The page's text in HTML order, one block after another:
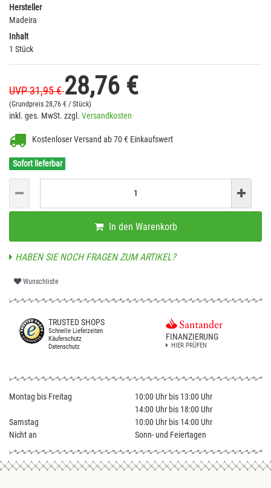
Hersteller
Madeira
Inhalt
1 Stück
UVP 31,95 €28,76 €
(Grundpreis 28,76 € / Stück)
inkl. ges. MwSt. zzgl. Versandkosten
Kostenloser Versand ab 70 € Einkaufswert
Sofort lieferbar
In den Warenkorb
HABEN SIE NOCH FRAGEN ZUM ARTIKEL?
Wunschliste
TRUSTED SHOPS
Schnelle Lieferzeiten
Käuferschutz
Datenschutz
FINANZIERUNG
HIER PRÜFEN
Montag bis Freitag
10:00 Uhr bis 13:00 Uhr
14:00 Uhr bis 18:00 Uhr
Samstag
10:00 Uhr bis 14:00 Uhr
Nicht an
Sonn- und Feiertagen